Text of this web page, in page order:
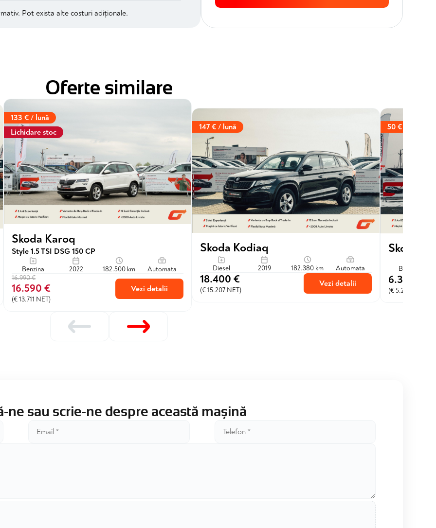
Pot exista alte costuri adiționale.
Oferte similare
Lichidare stoc
133 € / lună
Skoda Karoq
Style 1.5 TSI DSG 150 CP
Benzina 2022 182.500 km
Automata
16.990 €
16.590 €
(€ 13.711 NET)
Vezi detalii
147 € / lună
Skoda Kodiaq
Diesel 2019 182.380 km Automata
18.400 €
(€ 15.207 NET)
Vezi detalii
50 € / lună
Skoda
Benzina
6.300 €
(€ 5.207 NET)
ne sau scrie-ne despre această mașină